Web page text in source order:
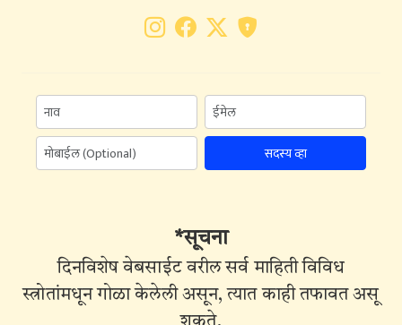
सदस्य व्हा
*सूचना
दिनविशेष वेबसाईट वरील सर्व माहिती विविध
स्त्रोतांमधून गोळा केलेली असून, त्यात काही तफावत असू